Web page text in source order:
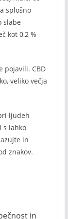
splošno
slabe
kot 0,2 %
pojavili. CBD
veliko večja
ljudeh
s lahko
in
znakov.
in